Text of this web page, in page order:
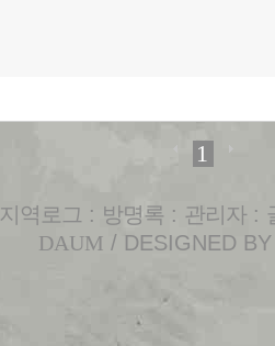
1
지역로그 : 방명록 : 관리자 :
DAUM / DESIGNED